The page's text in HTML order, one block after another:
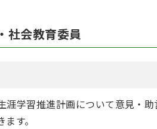
社会教育委員
涯学習推進計画について意見・
す。